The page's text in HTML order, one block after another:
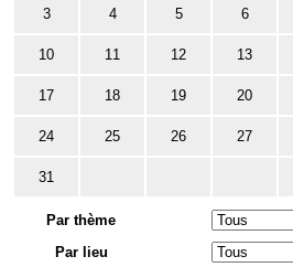
3 4 5 6
10 11 12 13
17 18 19 20
24 25 26 27
31
Par thème
Par lieu